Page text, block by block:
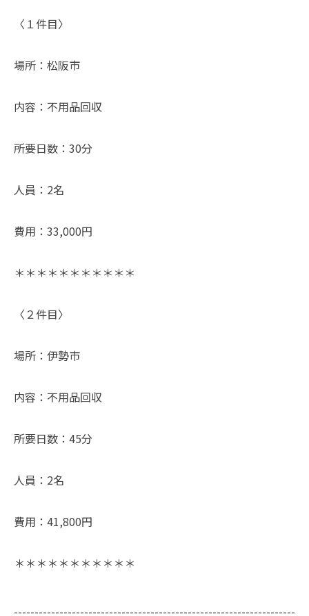
〈１件目〉
場所：松阪市
内容：不用品回収
所要日数：30分
人員：2名
費用：33,000円
＊＊＊＊＊＊＊＊＊＊＊
〈２件目〉
場所：伊勢市
内容：不用品回収
所要日数：45分
人員：2名
費用：41,800円
＊＊＊＊＊＊＊＊＊＊＊
--------------------------------------------------------------------